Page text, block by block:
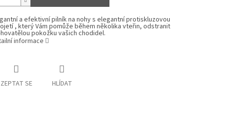
a efektivní pilník na nohy s elegantní protiskluzovou
, který Vám pomůže během několika vteřin, odstranit
pokožku vašich chodidel.
informace
ZEPTAT SE HLÍDAT